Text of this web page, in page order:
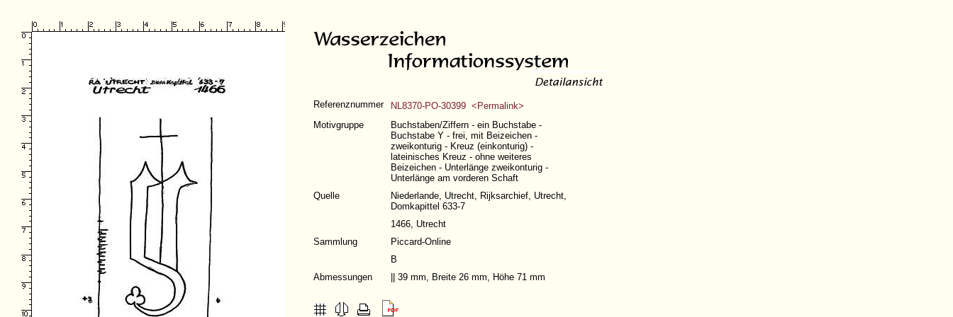
Referenznummer
NL8370-PO-30399 <Permalink>
Motivgruppe
Buchstaben/Ziffern - ein Buchstabe -
Buchstabe Y - frei, mit Beizeichen -
zweikonturig - Kreuz (einkonturig) -
lateinisches Kreuz - ohne weiteres
Beizeichen - Unterlänge zweikonturig -
Unterlänge am vorderen Schaft
Quelle
Niederlande, Utrecht, Rijksarchief, Utrecht,
Domkapittel 633-7
1466, Utrecht
Sammlung
Piccard-Online
B
Abmessungen
|| 39 mm, Breite 26 mm, Höhe 71 mm